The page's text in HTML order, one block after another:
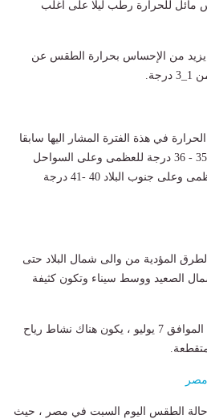
مائل للحرارة رطب ليلا على أغلب
يزيد من الإحساس بحرارة الطقس عن
في هذة الفترة المشار اليها سابقا
القاهرة الكبرى والوجه البحري 35 - 36 درجة للعظمى وعلى السواحل
الشمالية من 29 - 30 درجة للعظمى وعلى جنوب البلاد 40 -41 درجة
المؤدية من والى شمال البلاد حتى
الصعيد ووسط سيناء وتكون كثيفة
ومن الجمعة الى الثلاثاء المقبل الموافق 7 يوليو ، يكون هناك نشاط رياح
مصر
حالة الطقس اليوم السبت في مصر ، حيث